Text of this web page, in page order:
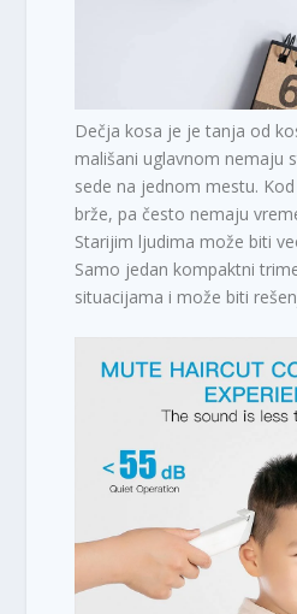
Dečja kosa je je tanja od
mališani uglavnom nemaju
sede na jednom mestu.
brže, pa često nemaju
Starijim ljudima može biti
Samo jedan kompaktni
situacijama i može biti